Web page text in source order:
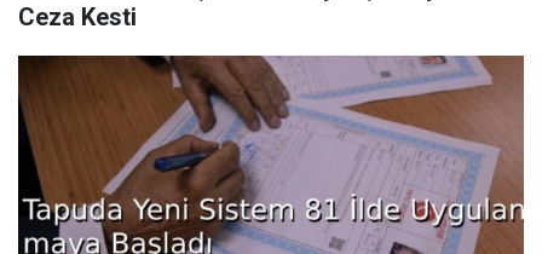
Ceza Kesti